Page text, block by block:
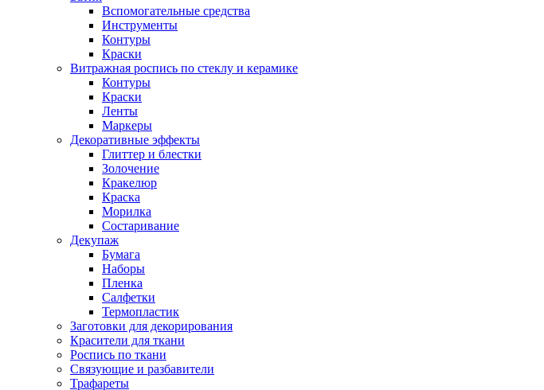
Вспомогательные средства
Инструменты
Контуры
Краски
Витражная роспись по стеклу и керамике
Контуры
Краски
Ленты
Маркеры
Декоративные эффекты
Глиттер и блестки
Золочение
Кракелюр
Краска
Морилка
Состаривание
Декупаж
Бумага
Наборы
Пленка
Салфетки
Термопластик
Заготовки для декорирования
Красители для ткани
Роспись по ткани
Связующие и разбавители
Трафареты